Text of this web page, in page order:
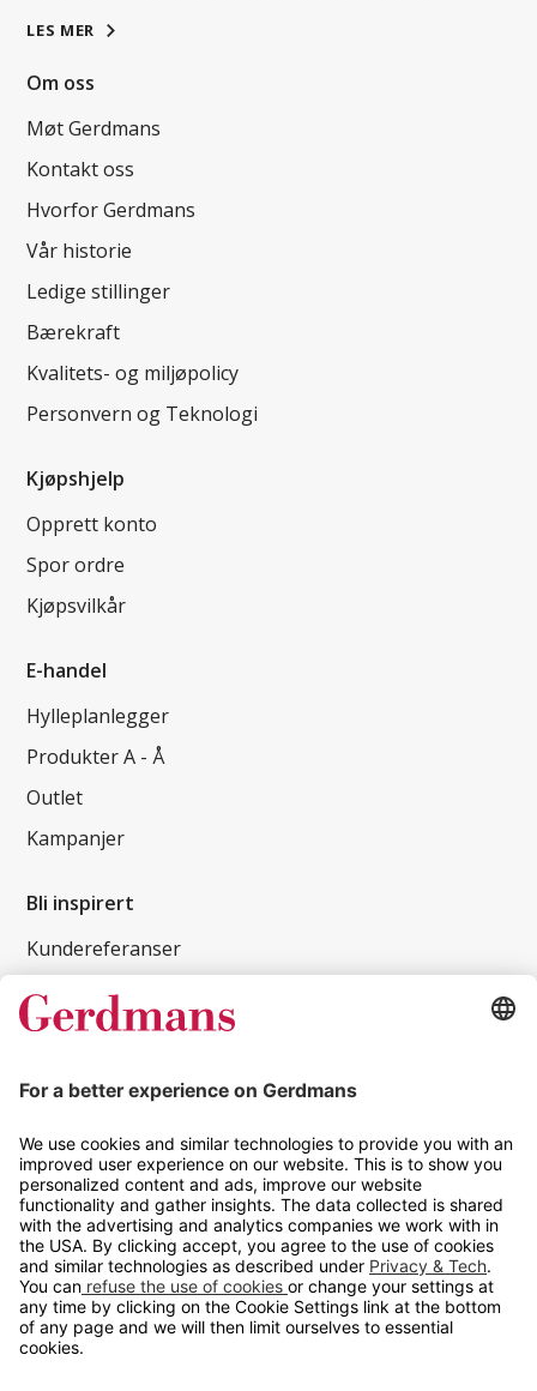
LES MER
Om oss
Møt Gerdmans
Kontakt oss
Hvorfor Gerdmans
Vår historie
Ledige stillinger
Bærekraft
Kvalitets- og miljøpolicy
Personvern og Teknologi
Kjøpshjelp
Opprett konto
Spor ordre
Kjøpsvilkår
E-handel
Hylleplanlegger
Produkter A - Å
Outlet
Kampanjer
Bli inspirert
Kundereferanser
Magasin
Tips og guider
Kontakt
info@gerdmans.no
67 80 56 20
Åpningstid
Hverdager 08:00-16:00